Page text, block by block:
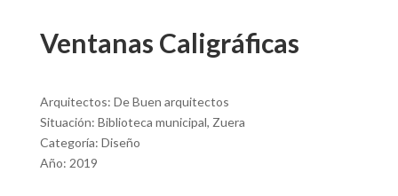
Ventanas Caligráficas
Arquitectos: De Buen arquitectos
Situación: Biblioteca municipal, Zuera
Categoría: Diseño
Año: 2019